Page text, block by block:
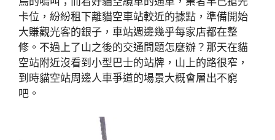
卡位，紛紛租下離貓空車站較近的據點，準備開始
大賺觀光客的銀子，車站週邊幾乎每家店都在整
修。不過上了山之後的交通問題怎麼辦？那天在貓
空站附近沒看到小型巴士的站牌，山上的路很窄，
到時貓空站周邊人車爭道的場景大概會層出不窮
吧。